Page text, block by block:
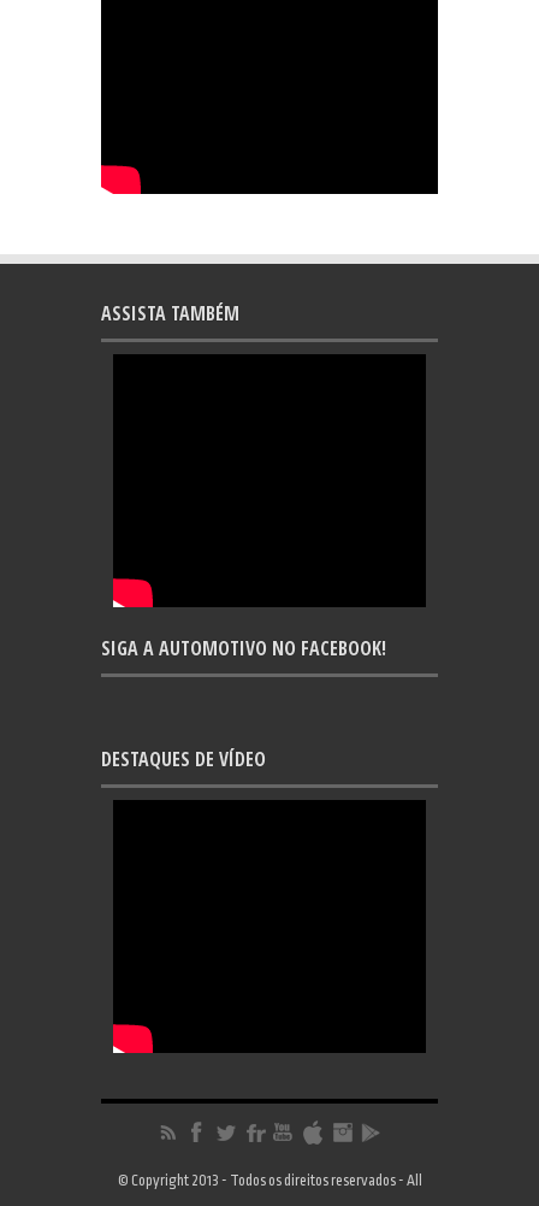
ASSISTA TAMBÉM
SIGA A AUTOMOTIVO NO FACEBOOK!
DESTAQUES DE VÍDEO
© Copyright 2013 - Todos os direitos reservados - All